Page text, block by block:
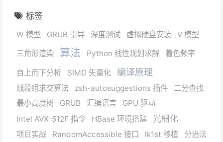
标签
W 模型 GRUB 引导 深度测试 虚拟硬盘安装
V 模型
三角形渲染
算法 Python 线性规划求解 着色频率
自上而下分析 SIMD 矢量化 编译原理
线段组求交算法 zsh-autosuggestions 插件
二分查找
最小高度树
GRUB 汇编语言
GPU 驱动
Intel AVX-512F 指令
HBase 环境搭建 光栅化
项目实战 RandomAccessible 接口 lk1st 移植
分治法